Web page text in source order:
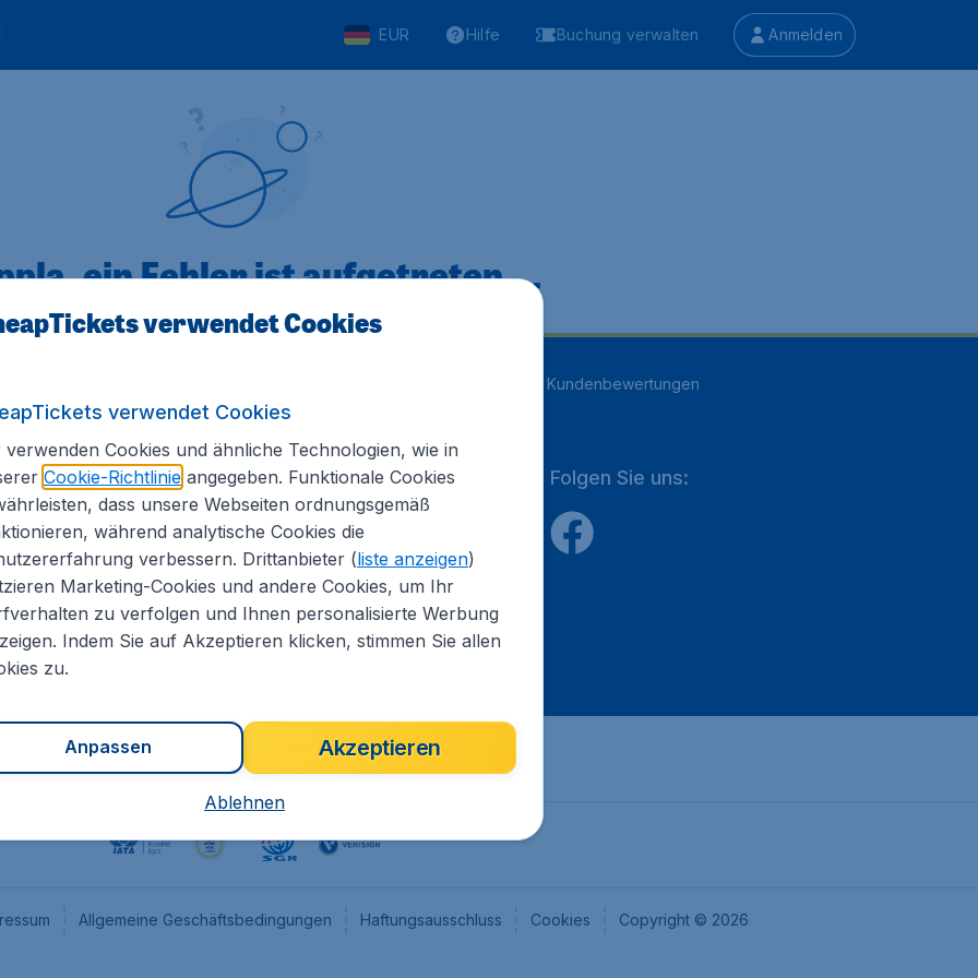
EUR Hilfe Buchung verwalten Anmelden
ein Fehler ist aufgetreten ...
Kundenbewertungen
Informationen
Internationale Webseiten
CheapTickets.nl
CheapTickets.be
CheapTickets.ch
CheapTickets.sg
Flugladen.at
Folgen Sie uns:
Allgemeine Geschäftsbedingungen Haftungsausschluss Cookies Copyright © 2026
verwendet Cookies
verwendet Cookies
verwenden Cookies und ähnliche Technologien, wie in
Cookie-Richtlinieangegeben. Funktionale Cookies
dass unsere Webseiten ordnungsgemäß
während analytische Cookies die
verbessern. Drittanbieter (liste anzeigen)
Marketing-Cookies und andere Cookies, um Ihr
zu verfolgen und Ihnen personalisierte Werbung
Indem Sie auf Akzeptieren klicken, stimmen Sie allen
zu.
Akzeptieren
Anpassen
Ablehnen